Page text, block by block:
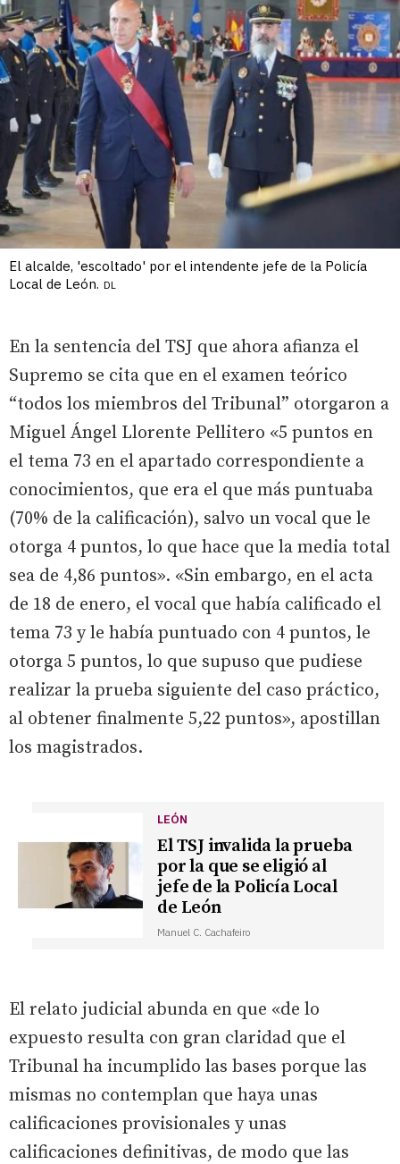
El alcalde, 'escoltado' por el intendente jefe de la Policía
Local de León. DL
En la sentencia del TSJ que ahora afianza el
Supremo se cita que en el examen teórico
“todos los miembros del Tribunal” otorgaron a
Miguel Ángel Llorente Pellitero «5 puntos en
el tema 73 en el apartado correspondiente a
conocimientos, que era el que más puntuaba
(70% de la calificación), salvo un vocal que le
otorga 4 puntos, lo que hace que la media total
sea de 4,86 puntos». «Sin embargo, en el acta
de 18 de enero, el vocal que había calificado el
tema 73 y le había puntuado con 4 puntos, le
otorga 5 puntos, lo que supuso que pudiese
realizar la prueba siguiente del caso práctico,
al obtener finalmente 5,22 puntos», apostillan
los magistrados.
LEÓN
El TSJ invalida la prueba
por la que se eligió al
jefe de la Policía Local
de León
Manuel C. Cachafeiro
El relato judicial abunda en que «de lo
expuesto resulta con gran claridad que el
Tribunal ha incumplido las bases porque las
mismas no contemplan que haya unas
calificaciones provisionales y unas
calificaciones definitivas, de modo que las